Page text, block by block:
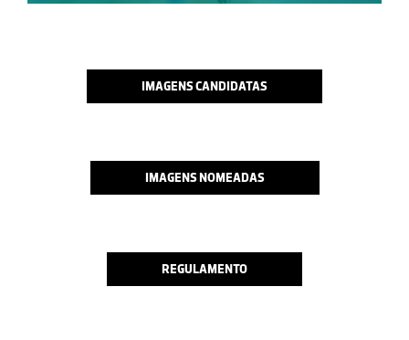
IMAGENS CANDIDATAS
IMAGENS NOMEADAS
REGULAMENTO